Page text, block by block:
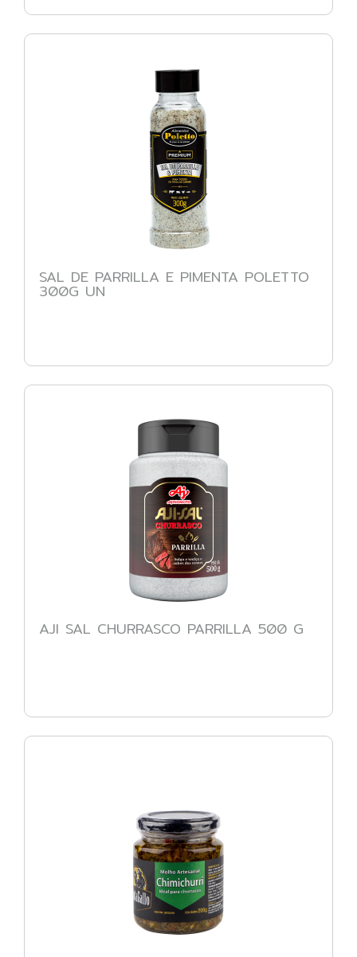
SAL DE PARRILLA E PIMENTA POLETTO
300G UN
AJI SAL CHURRASCO PARRILLA 500 G